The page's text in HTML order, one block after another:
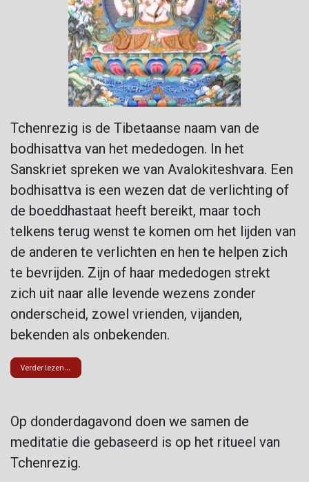
Tchenrezig is de Tibetaanse naam van de
bodhisattva van het mededogen. In het
Sanskriet spreken we van Avalokiteshvara. Een
bodhisattva is een wezen dat de verlichting of
de boeddhastaat heeft bereikt, maar toch
telkens terug wenst te komen om het lijden van
de anderen te verlichten en hen te helpen zich
te bevrijden. Zijn of haar mededogen strekt
zich uit naar alle levende wezens zonder
onderscheid, zowel vrienden, vijanden,
bekenden als onbekenden.
Verder lezen...
Op donderdagavond doen we samen de
meditatie die gebaseerd is op het ritueel van
Tchenrezig.